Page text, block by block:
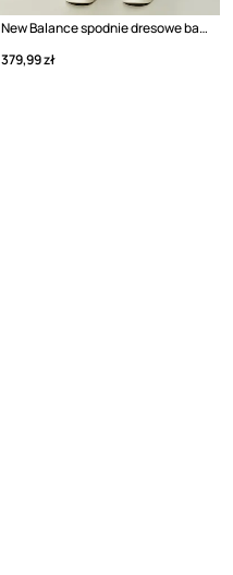
New Balance spodnie dresowe bawełniane
379,99 zł